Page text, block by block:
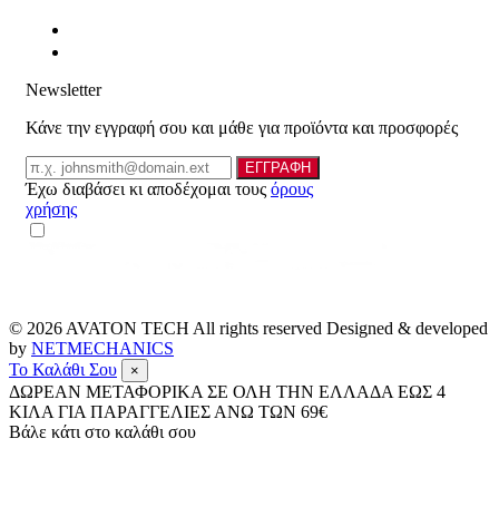
Newsletter
Κάνε την εγγραφή σου και μάθε για προϊόντα και προσφορές
Email
ΕΓΓΡΑΦΗ
Έχω διαβάσει κι αποδέχομαι τους όρους
χρήσης
© 2026 AVATON TECH All rights reserved Designed & developed
by NETMECHANICS
Το Καλάθι Σου
×
ΔΩΡΕΑΝ ΜΕΤΑΦΟΡΙΚΑ ΣΕ ΟΛΗ ΤΗΝ ΕΛΛΑΔΑ ΕΩΣ 4
ΚΙΛΑ ΓΙΑ ΠΑΡΑΓΓΕΛΙΕΣ ΑΝΩ ΤΩΝ 69€
Βάλε κάτι στο καλάθι σου